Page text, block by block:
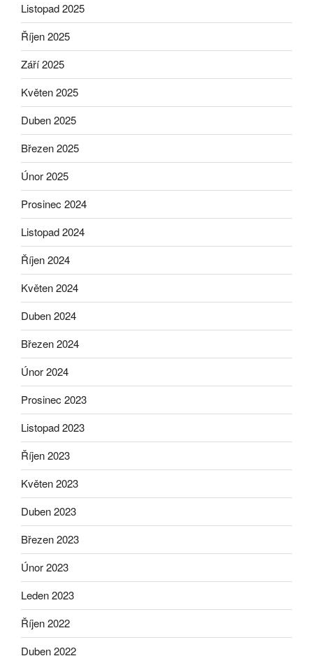
Listopad 2025
Říjen 2025
Září 2025
Květen 2025
Duben 2025
Březen 2025
Únor 2025
Prosinec 2024
Listopad 2024
Říjen 2024
Květen 2024
Duben 2024
Březen 2024
Únor 2024
Prosinec 2023
Listopad 2023
Říjen 2023
Květen 2023
Duben 2023
Březen 2023
Únor 2023
Leden 2023
Říjen 2022
Duben 2022